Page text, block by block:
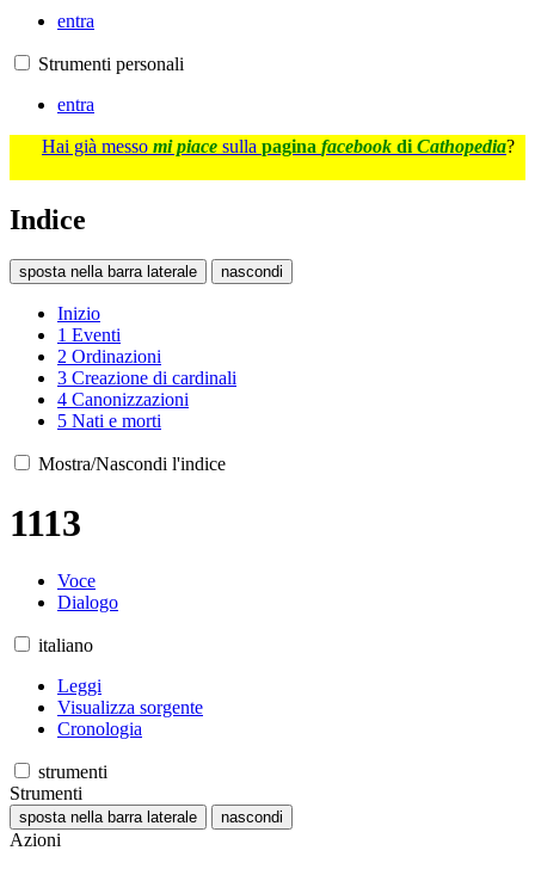
entra
Strumenti personali
entra
Hai già messo mi piace sulla pagina facebook di Cathopedia?
Indice
sposta nella barra laterale nascondi
Inizio
1 Eventi
2 Ordinazioni
3 Creazione di cardinali
4 Canonizzazioni
5 Nati e morti
Mostra/Nascondi l'indice
1113
Voce
Dialogo
italiano
Leggi
Visualizza sorgente
Cronologia
strumenti
Strumenti
sposta nella barra laterale nascondi
Azioni